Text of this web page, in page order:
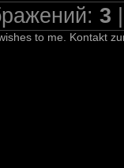
3
to me. Kontakt